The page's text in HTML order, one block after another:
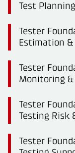
Test Planning
Tester
Estimation
Tester
Monitoring &
Tester
Testing Risk
Tester